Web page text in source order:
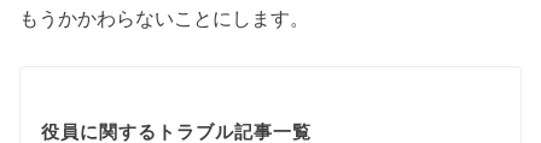
もうかかわらないことにします。
役員に関するトラブル記事一覧